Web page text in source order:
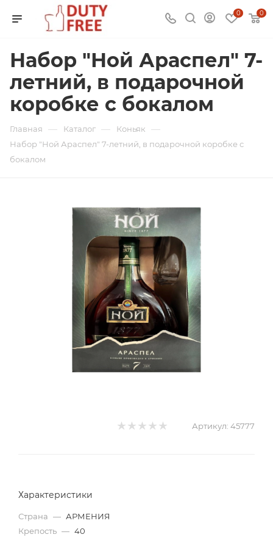
0 0
Набор "Ной Араспел" 7-
летний, в подарочной
коробке с бокалом
Главная — Каталог — Коньяк —
Набор "Ной Араспел" 7-летний, в подарочной коробке с
бокалом
Артикул: 45777
Характеристики
Страна — АРМЕНИЯ
Крепость — 40